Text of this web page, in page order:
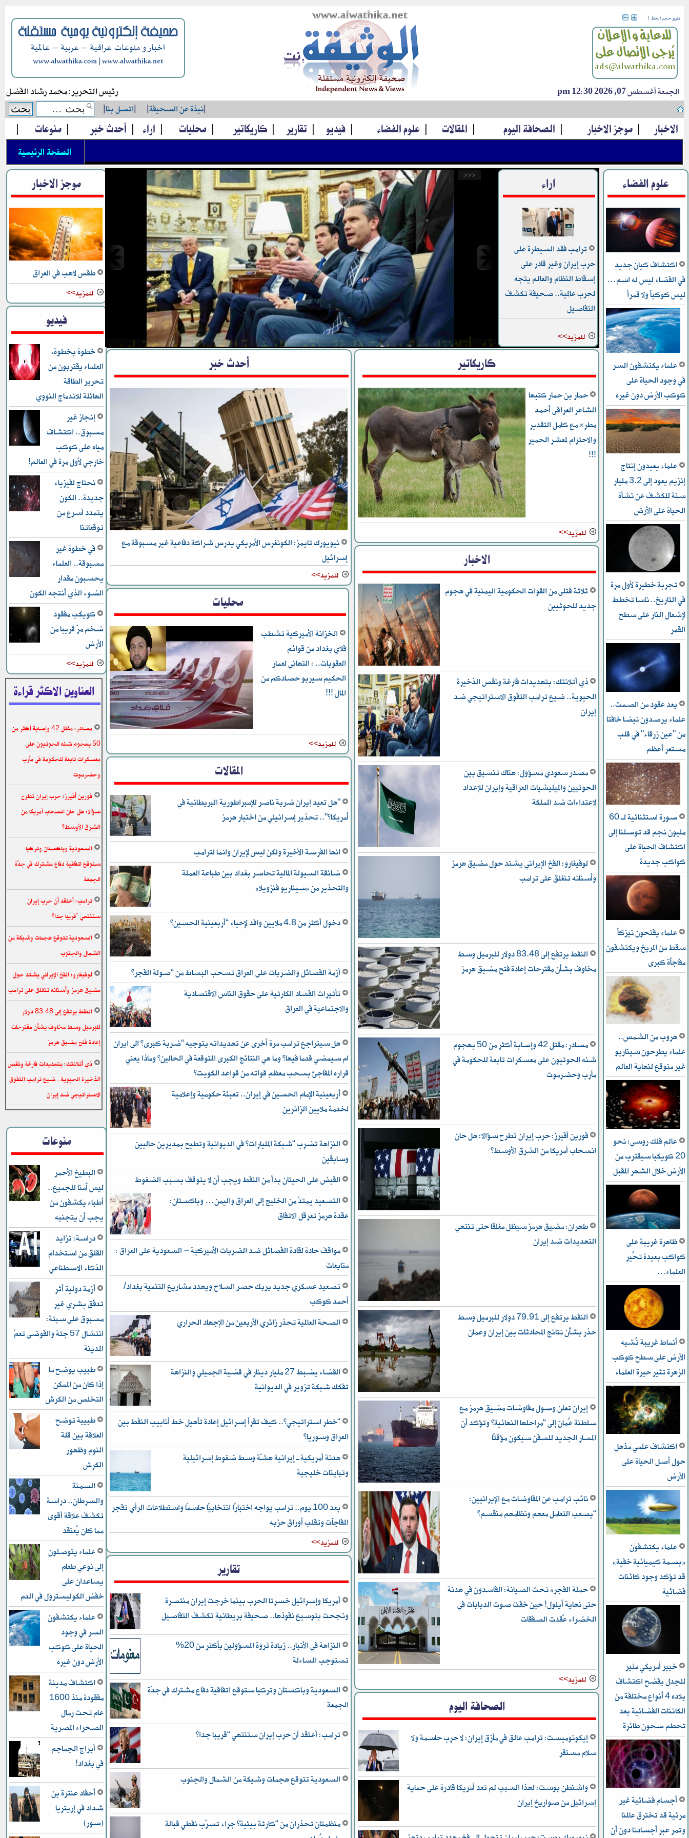
تغيير حجم الخط :
الجمعة أغسطس 07, 2026 12:30 pm رئيس التحرير: محمد رشاد الفضل
|نبذة عن الصحيفة|
|اتصل بنا|
الاخبار | موجز الاخبار | الصحافة اليوم | المقالات | علوم الفضاء | فيديو | تقارير | كاريكاتير | محليات | اراء | أحدث خبر | منوعات |
الصفحة الرئيسية
علوم الفضاء
اكتشاف كيان جديد
في الفضاء ليس له اسم…
ليس كوكباً ولا قمراً
علماء يكتشفون السر
في وجود الحياة على
كوكب الأرض دون غيره
علماء يعيدون إنتاج
إنزيم يعود إلى 3.2 مليار
سنة للكشف عن نشأة
الحياة على الأرض
تجربة خطيرة لأول مرة
في التاريخ.. ناسا تخطط
ﻹشعال النار على سطح
القمر
بعد عقود من الصمت..
علماء يرصدون نبضا خافتا
من "عين زرقاء" في قلب
مستعر أعظم
صورة استثنائية لـ 60
مليون نجم قد توصلنا إلى
اكتشاف الحياة على
كواكب جديدة
علماء يفتحون نيزكاً
سقط من المريخ ويكتشفون
مفاجأة كبرى
هروب من الشمس..
علماء يطرحون سيناريو
غير متوقع لنهاية العالم
عالم فلك روسي: نحو
20 كويكبا سيقترب من
الأرض خلال الشهر المقبل
ظاهرة غريبة على
كواكب بعيدة تُحير
العلماء…
أنماط غريبة تُشبه
الأرض على سطح كوكب
الزهرة تثير حيرة العلماء
اكتشاف علمي مذهل
حول أصل الحياة على
الأرض
علماء يكتشفون
«بصمة كيميائية خفية»
قد تؤكد وجود كائنات
فضائية
خبير أمريكي مثير
للجدل يفضح اكتشاف
بلاده 4 أنواع مختلفة من
الكائنات الفضائية بعد
تحطم صحون طائرة
أجسام فضائية غير
مرئية قد تخترق عالمنا
وتمر عبر أجسادنا دون أن
اراء
ترامب فقد السيطرة على
حرب إيران وغير قادر على
إسقاط النظام والعالم يتجه
لحرب عالمية.. صحيفة تكشف
التفاصيل
للمزيد>>
ذي أتلانتك: بتهديدات فارغة ونقص الذخيرة الحيوية.. ضيع ترامب
التفوق الاستراتيجي ضد إيران
<<<
كاريكاتير
حمار بن حمار كتبها
الشاعر العراقى أحمد
مطر* مع كامل التقدير
والاحترام لمعشر الحمير
!!!
للمزيد>>
الاخبار
ثلاثة قتلى من القوات الحكومية اليمنية في هجوم
جديد للحوثيين
ذي أتلانتك: بتهديدات فارغة ونقص الذخيرة
الحيوية.. ضيع ترامب التفوق الاستراتيجي ضد
إيران
مصدر سعودي مسؤول: هناك تنسيق بين
الحوثيين والميليشيات العراقية وإيران للإعداد
لاعتداءات ضد المملكة
لوفيغارو: الفخ الإيراني يشتد حول مضيق هرمز
وأسنانه تنغلق على ترامب
النفط يرتفع إلى 83.48 دولار للبرميل وسط
مخاوف بشأن مقترحات إعادة فتح مضيق هرمز
مصادر: مقتل 42 وإصابة أكثر من 50 بهجوم
شنه الحوثيون على معسكرات تابعة للحكومة في
مأرب وحضرموت
فورين أفيرز: حرب إيران تطرح سؤالا: هل حان
انسحاب أمريكا من الشرق الأوسط؟
طهران: مضيق هرمز سيظل مغلقا حتى تنتهي
التهديدات ضد إيران
النفط يرتفع إلى 79.91 دولار للبرميل وسط
حذر بشأن نتائج المحادثات بين إيران وعمان
إيران تعلن وصول مفاوضات مضيق هرمز مع
سلطنة عُمان إلى “مراحلها النهائية” وتؤكد أن
المسار الجديد للسفن سيكون مؤقتًا
نائب ترامب عن المفاوضات مع الإيرانيين:
“يصعب التعامل معهم ونظامهم منقسم”
حملة الفجر» تحت الصيانة: الفاسدون في هدنة
حتى نهاية أيلول! حين خفت صوت الدبابات في
الخضراء عُقدت الصفقات
للمزيد>>
الصحافة اليوم
إيكونوميست: ترامب عالق في مأزق إيران: لا حرب حاسمة ولا
سلام مستقر
واشنطن بوست: لهذا السبب لم تعد أمريكا قادرة على حماية
إسرائيل من صواريخ إيران
أحدث خبر
نيويورك تايمز: الكونغرس الأمريكي يدرس شراكة دفاعية غير مسبوقة مع
إسرائيل
للمزيد>>
محليات
الخزانة الأميركية تشطب
فلاي بغداد من قوائم
العقوبات.. : التهاني لعمار
الحكيم سيربو حصادكم من
المال !!!
للمزيد>>
المقالات
"هل تعيد إيران ضربة ناصر للإمبراطورية البريطانية في
أمريكا؟".. تحذير إسرائيلي من اختبار هرمز
انها الفرصة الأخيرة ولكن ليس لإيران وانما لترامب
ضائقة السيولة المالية تحاصر بغداد بين طباعة العملة
والتحذير من «سيناريو فنزويلا»
دخول أكثر من 4.8 ملايين وافد لإحياء “أربعينية الحسين”
أزمة الفصائل والضربات على العراق تسحب البساط من “صولة الفجر”
تأثيرات الفساد الكارثية على حقوق الناس الاقتصادية
والاجتماعية في العراق
هل سيتراجع ترامب مرة أخرى عن تهديداته بتوجيه “ضربة كبرى” الى ايران
ام سيمضي قدما فيها؟ وما هي النتائج الكبرى المتوقعة في الحالين؟ وماذا يعني
قراره المفاجئ بسحب معظم قواته من قواعد الكويت؟
أربعينية الإمام الحسين في إيران.. تعبئة حكومية وإعلامية
لخدمة ملايين الزائرين
النزاهة تضرب “شبكة المليارات” في الديوانية وتطيح بمديرين حاليين
وسابقين
القبض على الحيتان بدأ من النفط ويجب أن لا يتوقف بسبب الضغوط
التصعيد يمتدّ من الخليج إلى العراق واليمن… وباكستان:
عقدة هرمز تعرقل الاتفاق
مواقف حادة لقادة الفصائل ضد الضربات الأميركية – السعودية على العراق :
متابعات
تصعيد عسكري جديد يربك حصر السلاح ويهدد مشاريع التنمية بغداد/
أحمد كوكب
الصحة العالمية تحذر زائري الأربعين من الإجهاد الحراري
القضاء يضبط 27 مليار دينار في قضية الجميلي والنزاهة
تفكك شبكة تزوير في الديوانية
“خطر استراتيجي”.. كيف تقرأ إسرائيل إعادة تأهيل خط أنابيب النفط بين
العراق وسوريا؟
هدنة أمريكية ـ إيرانية هشّة وسط ضغوط إسرائيلية
وتباينات خليجية
بعد 100 يوم.. ترامب يواجه اختبارًا انتخابيًا حاسمًا واستطلاعات الرأي تفجر
المفاجآت وتقلب أوراق حزبه
للمزيد>>
تقارير
أمريكا وإسرائيل خسرتا الحرب بينما خرجت إيران منتصرة
ونجحت بتوسيع نفوذها.. صحيفة بريطانية تكشف التفاصيل
النزاهة في الأنبار.. زيادة ثروة المسؤولين بأكثر من 20%
تستوجب المساءلة
السعودية وباكستان وتركيا ستوقع اتفاقية دفاع مشترك في جدّة
الجمعة
ترامب: أعتقد أن حرب إيران ستنتهي “قريبا جدا”
السعودية تتوقع هجمات وشيكة من الشمال والجنوب
منظمتان تحذران من “كارثة بيئية” جراء تسرّب نفطي قبالة
موجز الاخبار
طقس لاهب في العراق
للمزيد>>
فيديو
خطوة بخطوة،
العلماء يقتربون من
تحرير الطاقة
الهائلة للاندماج النووي
إنجاز غير
مسبوق.. اكتشاف
مياه على كوكب
خارجي لأول مرة في العالم!
نحتاج لفيزياء
جديدة.. الكون
يتمدد أسرع من
توقعاتنا
في خطوة غير
مسبوقة.. العلماء
يحسبون مقدار
الضوء الذي أنتجه الكون
كويكب مفقود
ضخم مرّ قريبا من
الأرض
للمزيد>>
العناوين الاكثر قراءة
مصادر: مقتل 42 وإصابة أكثر من
50 بهجوم شنه الحوثيون على
معسكرات تابعة للحكومة في مأرب
وحضرموت
فورين أفيرز: حرب إيران تطرح
سؤالا: هل حان انسحاب أمريكا من
الشرق الأوسط؟
السعودية وباكستان وتركيا
ستوقع اتفاقية دفاع مشترك في جدّة
الجمعة
ترامب: أعتقد أن حرب إيران
ستنتهي “قريبا جدا”
السعودية تتوقع هجمات وشيكة من
الشمال والجنوب
لوفيغارو: الفخ الإيراني يشتد حول
مضيق هرمز وأسنانه تنغلق على ترامب
النفط يرتفع إلى 83.48 دولار
للبرميل وسط مخاوف بشأن مقترحات
إعادة فتح مضيق هرمز
ذي أتلانتك: بتهديدات فارغة ونقص
الذخيرة الحيوية.. ضيع ترامب التفوق
الاستراتيجي ضد إيران
منوعات
البطيخ الأحمر
ليس آمنا للجميع..
أطباء يكشفون من
يجب أن يتجنبه
دراسة: تزايد
القلق من استخدام
الذكاء الاصطناعي
أزمة دولية أثر
تدفّق بشري غير
مسبوق على سبتة:
انتشال 57 جثة والفوضى تعمّ
المدينة
طبيب يوضح ما
إذا كان من الممكن
التخلص من الكرش
طبيبة توضح
العلاقة بين قلة
النوم وظهور
الكرش
السمنة
والسرطان.. دراسة
تكشف علاقة أقوى
مما كان يُعتقد
علماء يتوصلون
إلى نوعي طعام
يساعدان على
خفض الكوليسترول في الدم
علماء يكتشفون
السر في وجود
الحياة على كوكب
الأرض دون غيره
اكتشاف مدينة
مفقودة منذ 1600
عام تحت رمال
الصحراء المصرية
أبراج الجماجم
في بغداد!
أحفاد عنترة بن
شداد في إريتريا
(صور)